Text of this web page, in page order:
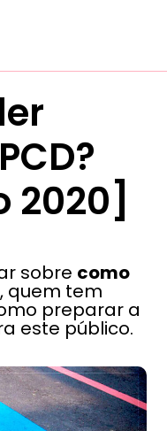
2020]
sobre como
, quem tem
preparar a
este público.